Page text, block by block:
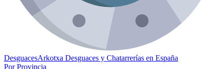
DesguacesArkotxa Desguaces y Chatarrerías en España
Por Provincia